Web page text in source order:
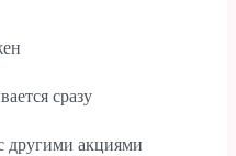
сразу
другими акциями